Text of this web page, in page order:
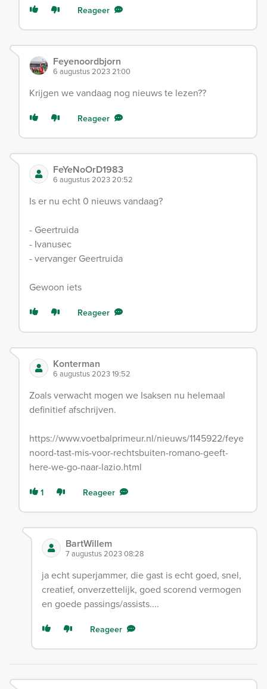
Reageer
Feyenoordbjorn
6 augustus 2023 21:00
Krijgen we vandaag nog nieuws te lezen??
Reageer
FeYeNoOrD1983
6 augustus 2023 20:52
Is er nu echt 0 nieuws vandaag?
- Geertruida
- Ivanusec
- vervanger Geertruida
Gewoon iets
Reageer
Konterman
6 augustus 2023 19:52
Zoals verwacht mogen we Isaksen nu helemaal
definitief afschrijven.
https://www.voetbalprimeur.nl/nieuws/1145922/feye
noord-tast-mis-voor-rechtsbuiten-romano-geeft-
here-we-go-naar-lazio.html
1 Reageer
BartWillem
7 augustus 2023 08:28
ja echt superjammer, die gast is echt goed, snel,
creatief, onverzettelijk, goed scorend vermogen
en goede passings/assists....
Reageer